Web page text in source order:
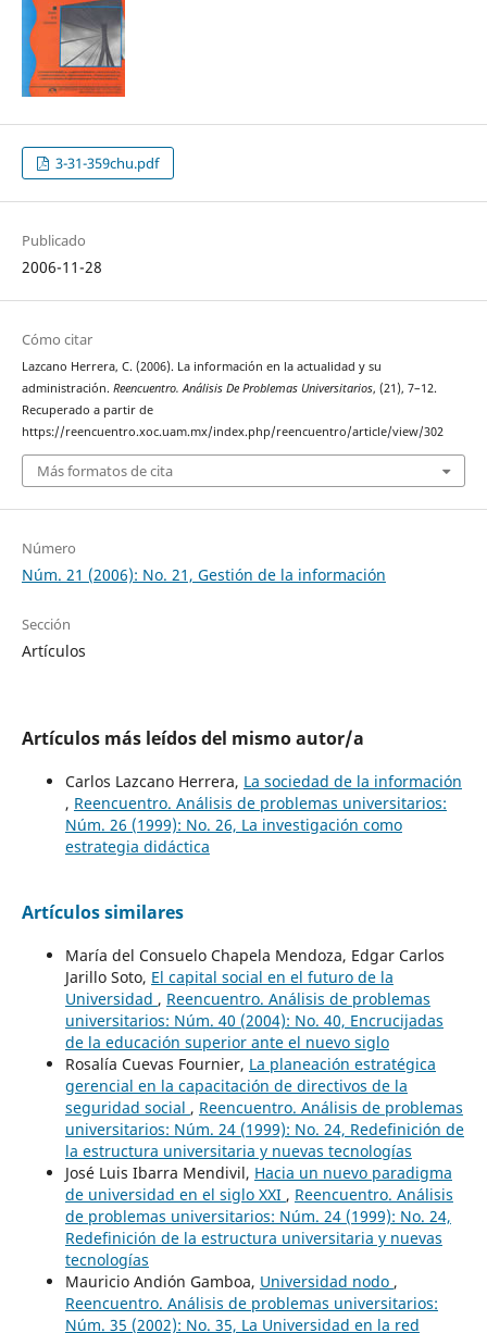
3-31-359chu.pdf
Publicado
2006-11-28
Cómo citar
Lazcano Herrera, C. (2006). La información en la actualidad y su
administración. Reencuentro. Análisis De Problemas Universitarios, (21), 7–12.
Recuperado a partir de
https://reencuentro.xoc.uam.mx/index.php/reencuentro/article/view/302
Más formatos de cita
Número
Núm. 21 (2006): No. 21, Gestión de la información
Sección
Artículos
Artículos más leídos del mismo autor/a
Carlos Lazcano Herrera, La sociedad de la información
, Reencuentro. Análisis de problemas universitarios:
Núm. 26 (1999): No. 26, La investigación como
estrategia didáctica
Artículos similares
María del Consuelo Chapela Mendoza, Edgar Carlos
Jarillo Soto, El capital social en el futuro de la
Universidad , Reencuentro. Análisis de problemas
universitarios: Núm. 40 (2004): No. 40, Encrucijadas
de la educación superior ante el nuevo siglo
Rosalía Cuevas Fournier, La planeación estratégica
gerencial en la capacitación de directivos de la
seguridad social , Reencuentro. Análisis de problemas
universitarios: Núm. 24 (1999): No. 24, Redefinición de
la estructura universitaria y nuevas tecnologías
José Luis Ibarra Mendivil, Hacia un nuevo paradigma
de universidad en el siglo XXI , Reencuentro. Análisis
de problemas universitarios: Núm. 24 (1999): No. 24,
Redefinición de la estructura universitaria y nuevas
tecnologías
Mauricio Andión Gamboa, Universidad nodo ,
Reencuentro. Análisis de problemas universitarios:
Núm. 35 (2002): No. 35, La Universidad en la red